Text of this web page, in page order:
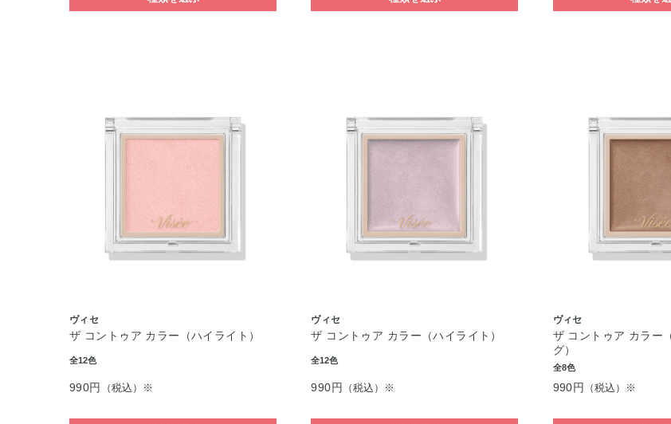
ヴィセ
ザ コントゥア カラー（ハイライト）
全12色
990円 （税込）※
ヴィセ
ザ コントゥア カラー（ハイライト）
全12色
990円 （税込）※
ヴィセ
ザ コントゥア カラー
グ）
全8色
990円 （税込）※